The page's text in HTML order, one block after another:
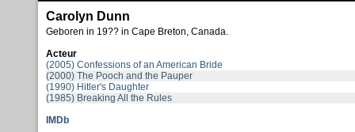
Carolyn Dunn
Geboren in 19?? in Cape Breton, Canada.
Acteur
(2005) Confessions of an American Bride
(2000) The Pooch and the Pauper
(1990) Hitler's Daughter
(1985) Breaking All the Rules
IMDb